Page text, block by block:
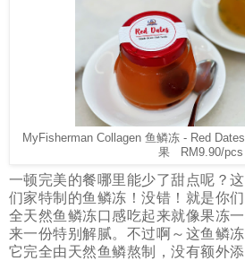
MyFisherman Collagen 鱼鳞冻 - Red
果 RM9.90/pcs
一顿完美的餐哪里能少了甜点呢？
们家特制的鱼鳞冻！没错！就是你
全天然鱼鳞冻口感吃起来就像果冻
来一份特别解腻。不过啊～这鱼鳞
它完全由天然鱼鳞熬制，没有额外